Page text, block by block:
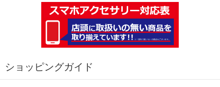
ショッピングガイド